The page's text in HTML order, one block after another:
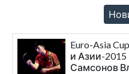
Euro-Asia
и Азии-2015
Самсонов